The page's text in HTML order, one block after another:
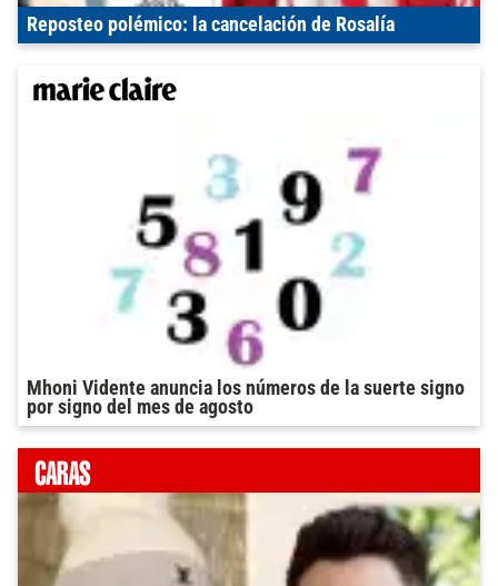
Reposteo polémico: la cancelación de Rosalía
Mhoni Vidente anuncia los números de la suerte signo
por signo del mes de agosto